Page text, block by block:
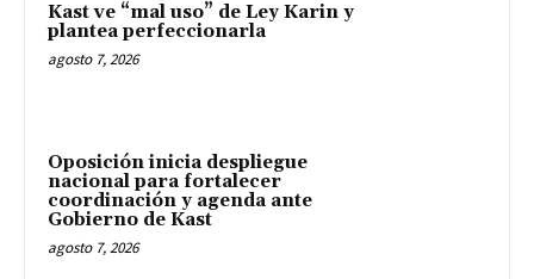
Kast ve “mal uso” de Ley Karin y
plantea perfeccionarla
agosto 7, 2026
Oposición inicia despliegue
nacional para fortalecer
coordinación y agenda ante
Gobierno de Kast
agosto 7, 2026